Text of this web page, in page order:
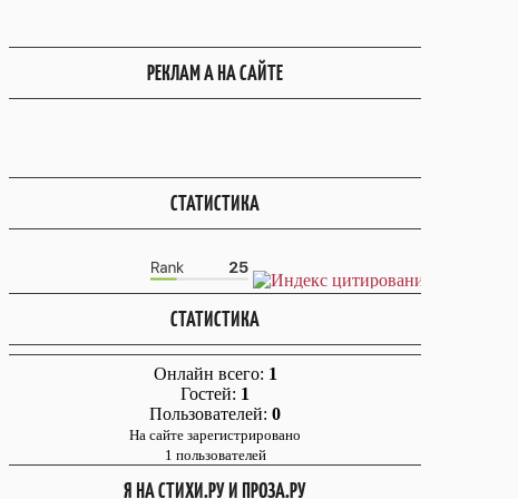
РЕКЛАМ А НА САЙТЕ
СТАТИСТИКА
СТАТИСТИКА
Онлайн всего: 1
Гостей: 1
Пользователей: 0
На сайте зарегистрировано
1 пользователей
Я НА СТИХИ.РУ И ПРОЗА.РУ